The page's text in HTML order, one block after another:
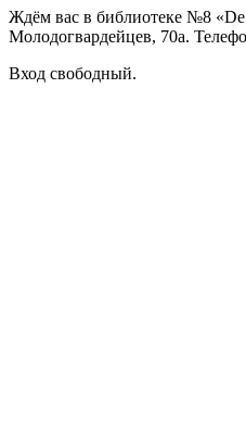
Ждём вас в библиотеке №8 «De
Молодогвардейцев, 70а.
Вход свободный.